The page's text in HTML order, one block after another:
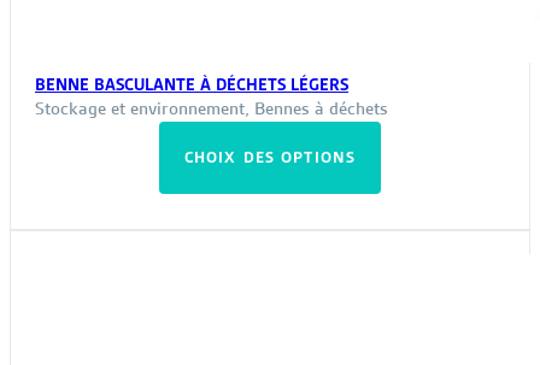
BENNE BASCULANTE À DÉCHETS LÉGERS
Stockage et environnement, Bennes à déchets
CHOIX DES OPTIONS
a
plusieurs